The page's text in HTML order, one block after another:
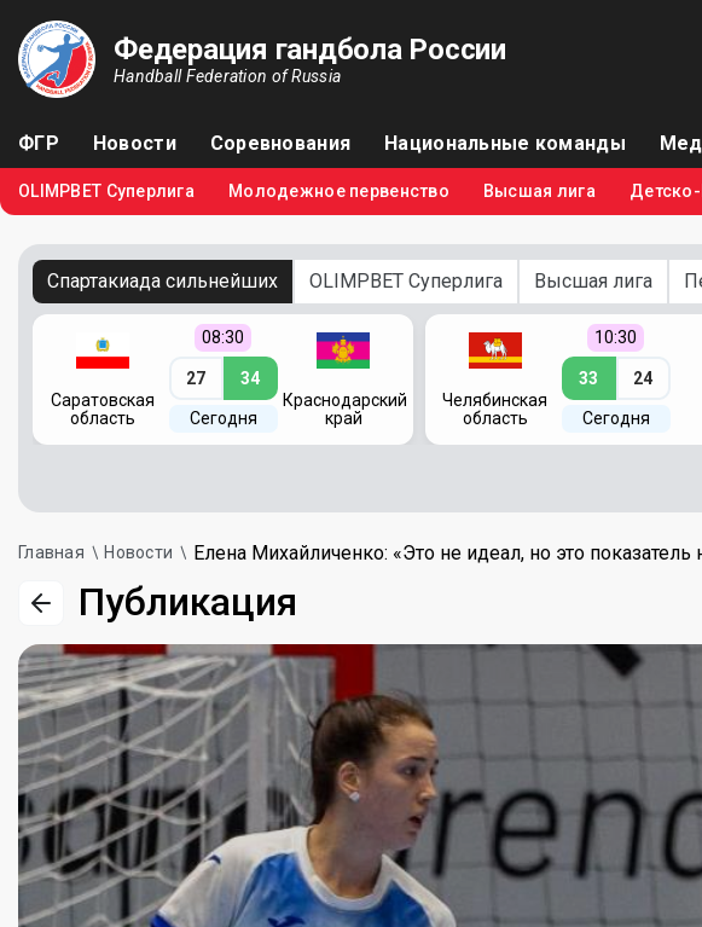
Федерация гандбола России
Handball Federation of Russia
ФГР Новости Соревнования Национальные команды
OLIMPBET Суперлига Молодежное первенство Высшая лига
Спартакиада сильнейших OLIMPBET Суперлига Высшая лига
Саратовская
область
08:30
27 34
Сегодня
Краснодарский
край
Челябинская
область
10:30
33 24
Сегодня
Главная Новости Елена Михайличенко: «Это не идеал, но это
Публикация